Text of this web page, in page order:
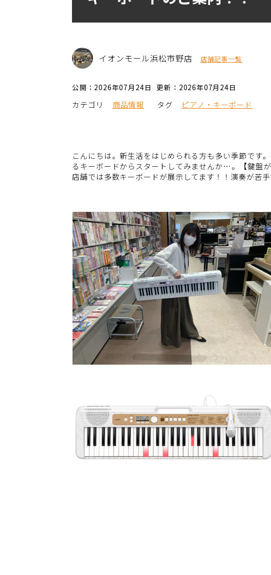
イオンモール浜松市野店 店舗記事一覧
公開：2026年07月24日 更新：2026年07月24日
カテゴリ 商品情報 タグ ピアノ・キーボード
こんにちは。新生活をはじめられる方も多い季節で
るキーボードからスタートしてみませんか…。【鍵盤
店舗では多数キーボードが展示してます！！演奏が苦